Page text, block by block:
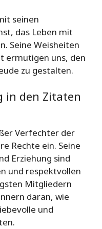
seinen
das Leben mit
Seine Weisheiten
ermutigen uns, den
zu gestalten.
in den Zitaten
Verfechter der
Rechte ein. Seine
Erziehung sind
und respektvollen
Mitgliedern
daran, wie
und